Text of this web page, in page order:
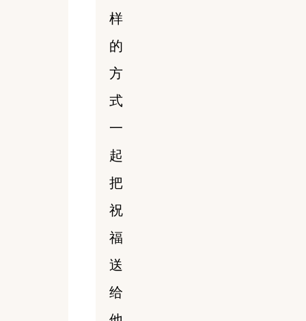
样
的
方
式
一
起
把
祝
福
送
给